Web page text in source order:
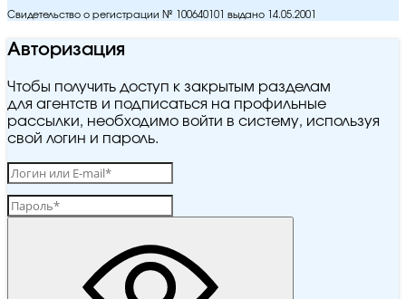
Свидетельство о регистрации № 100640101 выдано 14.05.2001
Авторизация
Чтобы получить доступ к закрытым разделам
для агентств и подписаться на профильные
рассылки, необходимо войти в систему, используя
свой логин и пароль.